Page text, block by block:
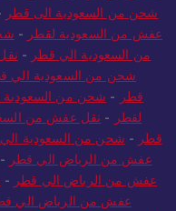
شحن من السعودية الى قطر
عفش من السعودية لقطر -
من السعودية الي قطر -
شحن من السعودية الي
قطر - شحن من السعودية
لقطر - نقل عفش من
قطر - شحن من السعودية
عفش من الرياض الي قطر -
عفش من الرياض الي قطر -
عفش من الرياض الي